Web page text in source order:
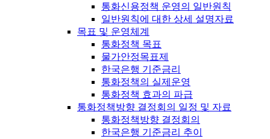
통화신용정책 운영의 일반원칙
일반원칙에 대한 상세 설명자료
목표 및 운영체계
통화정책 목표
물가안정목표제
한국은행 기준금리
통화정책의 실제운영
통화정책 효과의 파급
통화정책방향 결정회의 일정 및 자료
통화정책방향 결정회의
한국은행 기준금리 추이